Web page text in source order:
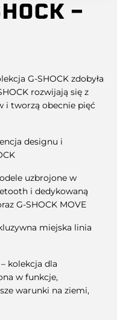
–
G-SHOCK zdobyła
rozwijają się z
i tworzą obecnie pięć
designu i
uzbrojone w
i dedykowaną
G-SHOCK MOVE
miejska linia
kolekcja dla
w funkcje,
warunki na ziemi,